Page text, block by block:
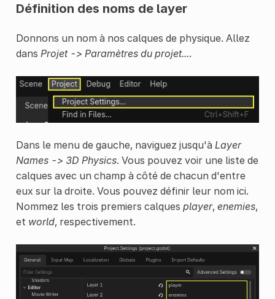
Définition des noms de layer
Donnons un nom à nos calques de physique. Allez
dans Projet -> Paramètres du projet....
Dans le menu de gauche, naviguez jusqu'à Layer
Names -> 3D Physics. Vous pouvez voir une liste de
calques avec un champ à côté de chacun d'entre
eux sur la droite. Vous pouvez définir leur nom ici.
Nommez les trois premiers calques player, enemies,
et world, respectivement.